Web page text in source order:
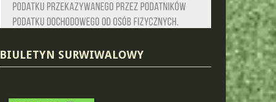
BIULETYN SURWIWALOWY